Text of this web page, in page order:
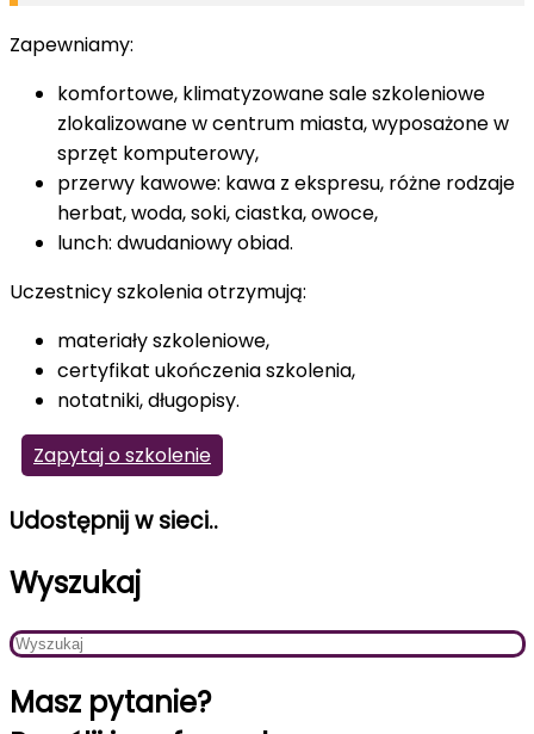
Zapewniamy:
komfortowe, klimatyzowane sale szkoleniowe
zlokalizowane w centrum miasta, wyposażone w
sprzęt komputerowy,
przerwy kawowe: kawa z ekspresu, różne rodzaje
herbat, woda, soki, ciastka, owoce,
lunch: dwudaniowy obiad.
Uczestnicy szkolenia otrzymują:
materiały szkoleniowe,
certyfikat ukończenia szkolenia,
notatniki, długopisy.
Zapytaj o szkolenie
Udostępnij w sieci..
Wyszukaj
Masz pytanie?